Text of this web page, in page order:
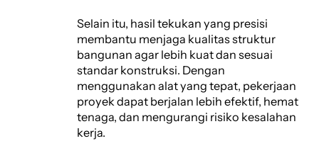
Selain itu, hasil tekukan yang presisi
membantu menjaga kualitas struktur
bangunan agar lebih kuat dan sesuai
standar konstruksi. Dengan
menggunakan alat yang tepat, pekerjaan
proyek dapat berjalan lebih efektif, hemat
tenaga, dan mengurangi risiko kesalahan
kerja.